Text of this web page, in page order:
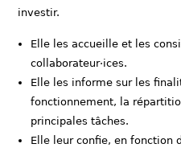
investir.
Elle les accueille et les
collaborateur·ices.
Elle les informe sur les
fonctionnement, la
principales tâches.
Elle leur confie, en fonction